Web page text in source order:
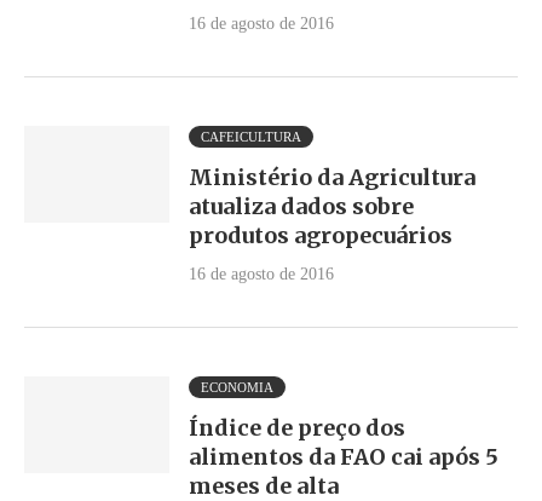
16 de agosto de 2016
CAFEICULTURA
Ministério da Agricultura
atualiza dados sobre
produtos agropecuários
16 de agosto de 2016
ECONOMIA
Índice de preço dos
alimentos da FAO cai após 5
meses de alta